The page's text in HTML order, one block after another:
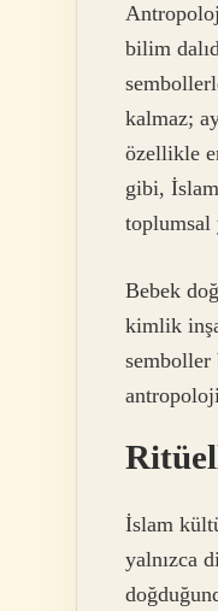
bilim
kalmaz;
özellikle
gibi,
toplumsal
Bebek
kimlik
semboller
İslam
yalnızca